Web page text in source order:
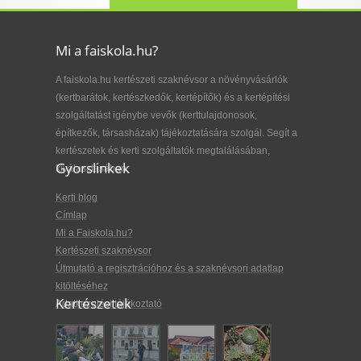
Mi a faiskola.hu?
A faiskola.hu kertészeti szaknévsor a növényvásárlók
(kertbarátok, kertészkedők, kertépítők) és a kertépítési
szolgáltatást igénybe vevők (kerttulajdonosok,
építkezők, társasházak) tájékoztatására szolgál. Segít a
kertészetek és kerti szolgáltatók megtalálásában,
kiválasztásában.
Gyorslinkek
Kerti blog
Címlap
Mi a Faiskola.hu?
Kertészeti szaknévsor
Útmutató a regisztrációhoz és a szaknévsori adatlap
kitöltéséhez
Adatkezelési tájékoztató
Kertészetek